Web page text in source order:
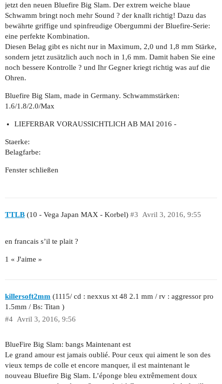
jetzt den neuen Bluefire Big Slam. Der extrem weiche blaue
Schwamm bringt noch mehr Sound ? der knallt richtig! Dazu das
bewährte griffige und spinfreudige Obergummi der Bluefire-Serie:
eine perfekte Kombination.
Diesen Belag gibt es nicht nur in Maximum, 2,0 und 1,8 mm Stärke,
sondern jetzt zusätzlich auch noch in 1,6 mm. Damit haben Sie eine
noch bessere Kontrolle ? und Ihr Gegner kriegt richtig was auf die
Ohren.
Bluefire Big Slam, made in Germany. Schwammstärken:
1.6/1.8/2.0/Max
LIEFERBAR VORAUSSICHTLICH AB MAI 2016 -
Staerke:
Belagfarbe:
Fenster schließen
TTLB (10 - Vega Japan MAX - Korbel) Avril 3, 2016, 9:55
#3
en francais s’il te plait ?
1 « J'aime »
killersoft2mm (1115/ cd : nexxus xt 48 2.1 mm / rv : aggressor pro
1.5mm / Bs: Titan )
Avril 3, 2016, 9:56
#4
BlueFire Big Slam: bangs Maintenant est
Le grand amour est jamais oublié. Pour ceux qui aiment le son des
vieux temps de colle et encore manquer, il est maintenant le
nouveau Bluefire Big Slam. L’éponge bleu extrêmement doux